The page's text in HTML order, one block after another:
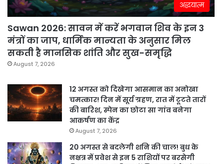
अद्धयात्म
Sawan 2026: सावन में करें भगवान शिव के इन 3
मंत्रों का जाप, धार्मिक मान्यता के अनुसार मिल
सकती है मानसिक शांति और सुख-समृद्धि
August 7, 2026
12 अगस्त को दिखेगा आसमान का अनोखा
चमत्कार! दिन में सूर्य ग्रहण, रात में टूटते तारों
की बारिश, स्पेन का छोटा सा गांव बनेगा
आकर्षण का केंद्र
August 7, 2026
20 अगस्त से बदलेगी शनि की चाल! बुध के
नक्षत्र में प्रवेश से इन 5 राशियों पर बरसेगी